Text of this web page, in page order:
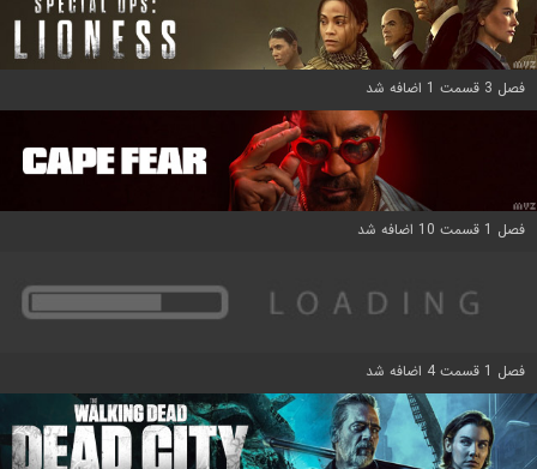
فصل 3 قسمت 1 اضافه شد
فصل 1 قسمت 10 اضافه شد
فصل 1 قسمت 4 اضافه شد